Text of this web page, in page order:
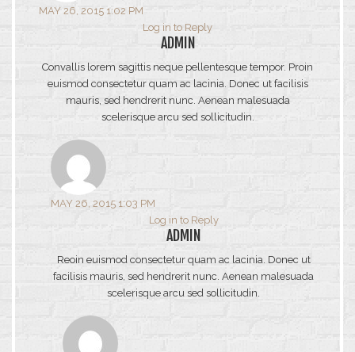
MAY 26, 2015 1:02 PM
Log in to Reply
ADMIN
Convallis lorem sagittis neque pellentesque tempor. Proin
euismod consectetur quam ac lacinia. Donec ut facilisis
mauris, sed hendrerit nunc. Aenean malesuada
scelerisque arcu sed sollicitudin.
MAY 26, 2015 1:03 PM
Log in to Reply
ADMIN
Reoin euismod consectetur quam ac lacinia. Donec ut
facilisis mauris, sed hendrerit nunc. Aenean malesuada
scelerisque arcu sed sollicitudin.